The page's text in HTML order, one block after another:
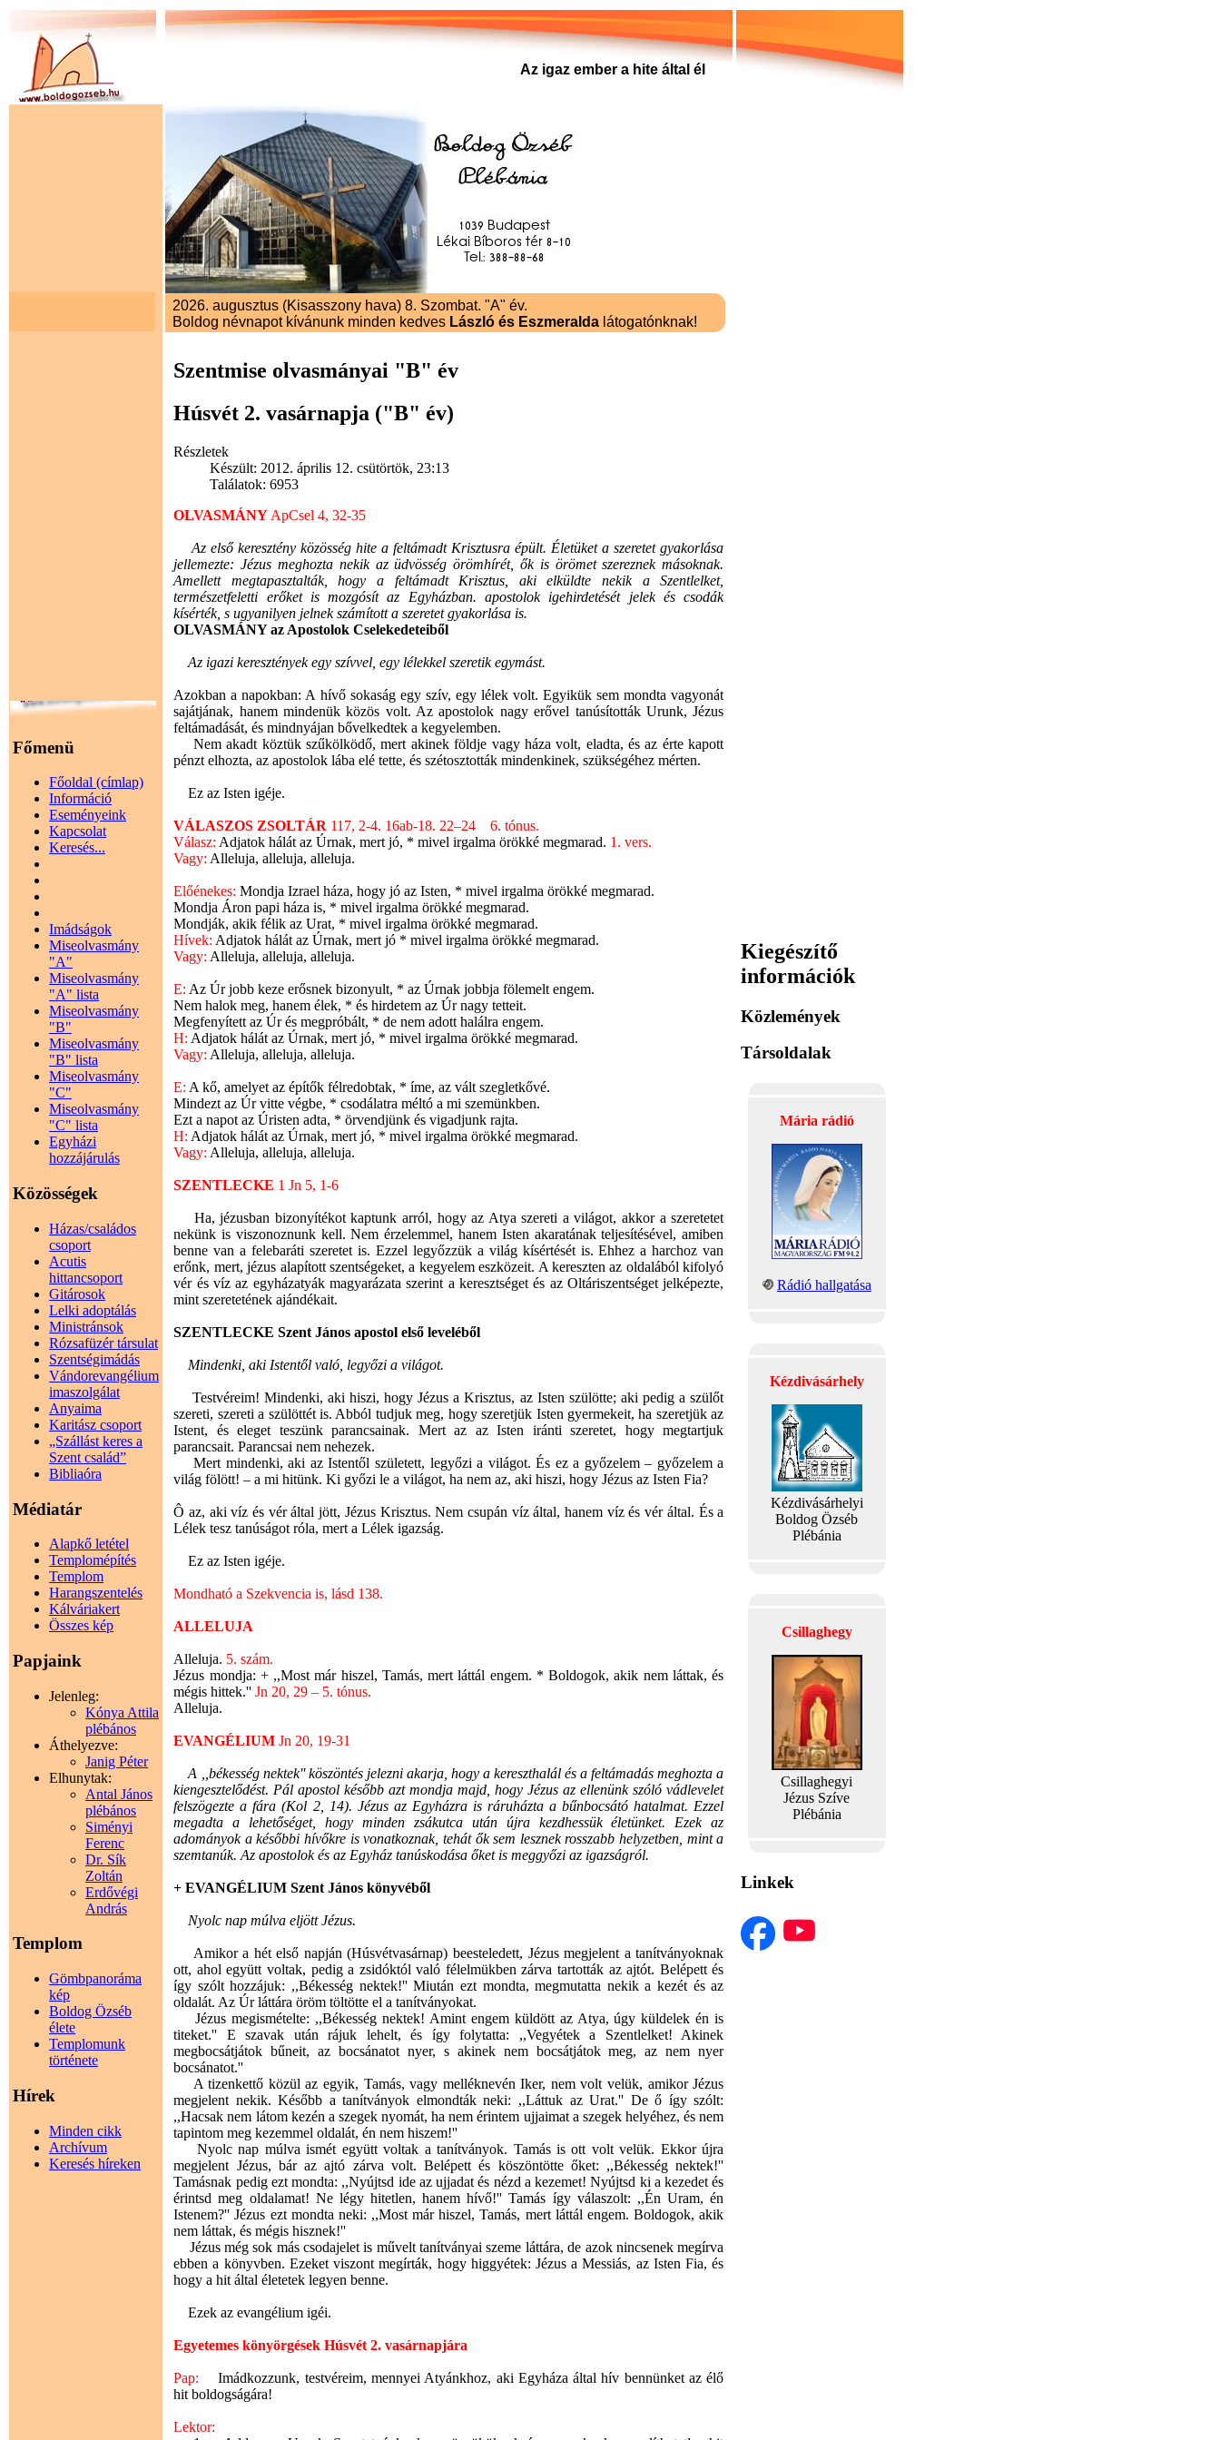
Az igaz ember a hite által él
Főmenü
Főoldal (címlap)
Információ
Eseményeink
Kapcsolat
Keresés...
Imádságok
Miseolvasmány
"A"
Miseolvasmány
"A" lista
Miseolvasmány
"B"
Miseolvasmány
"B" lista
Miseolvasmány
"C"
Miseolvasmány
"C" lista
Egyházi
hozzájárulás
Közösségek
Házas/családos
csoport
Acutis
hittancsoport
Gitárosok
Lelki adoptálás
Ministránsok
Rózsafüzér társulat
Szentségimádás
Vándorevangélium
imaszolgálat
Anyaima
Karitász csoport
„Szállást keres a
Szent család”
Bibliaóra
Médiatár
Alapkő letétel
Templomépítés
Templom
Harangszentelés
Kálváriakert
Összes kép
Papjaink
Jelenleg:
Kónya Attila
plébános
Áthelyezve:
Janig Péter
Elhunytak:
Antal János
plébános
Siményi
Ferenc
Dr. Sík
Zoltán
Erdővégi
András
Templom
Gömbpanoráma
kép
Boldog Özséb
élete
Templomunk
története
Hírek
Minden cikk
Archívum
Keresés híreken
2026. augusztus (Kisasszony hava) 8. Szombat. "A" év.
Boldog névnapot kívánunk minden kedves László és Eszmeralda látogatónknak!
Szentmise olvasmányai "B" év
Húsvét 2. vasárnapja ("B" év)
Részletek
Készült: 2012. április 12. csütörtök, 23:13
Találatok: 6953
OLVASMÁNY ApCsel 4, 32-35
Az első keresztény közösség hite a feltámadt Krisztusra épült. Életüket a szeretet gyakorlása
jellemezte: Jézus meghozta nekik az üdvösség örömhírét, ők is örömet szereznek másoknak.
Amellett megtapasztalták, hogy a feltámadt Krisztus, aki elküldte nekik a Szentlelket,
természetfeletti erőket is mozgósít az Egyházban. apostolok igehirdetését jelek és csodák
kísérték, s ugyanilyen jelnek számított a szeretet gyakorlása is.
OLVASMÁNY az Apostolok Cselekedeteiből
Az igazi keresztények egy szívvel, egy lélekkel szeretik egymást.
Azokban a napokban: A hívő sokaság egy szív, egy lélek volt. Egyikük sem mondta vagyonát
sajátjának, hanem mindenük közös volt. Az apostolok nagy erővel tanúsították Urunk, Jézus
feltámadását, és mindnyájan bővelkedtek a kegyelemben.
Nem akadt köztük szűkölködő, mert akinek földje vagy háza volt, eladta, és az érte kapott
pénzt elhozta, az apostolok lába elé tette, és szétosztották mindenkinek, szükségéhez mérten.
Ez az Isten igéje.
VÁLASZOS ZSOLTÁR 117, 2-4. 16ab-18. 22–24 6. tónus.
Válasz: Adjatok hálát az Úrnak, mert jó, * mivel irgalma örökké megmarad. 1. vers.
Vagy: Alleluja, alleluja, alleluja.
Előénekes:Mondja Izrael háza, hogy jó az Isten, * mivel irgalma örökké megmarad.
Mondja Áron papi háza is, * mivel irgalma örökké megmarad.
Mondják, akik félik az Urat, * mivel irgalma örökké megmarad.
Hívek: Adjatok hálát az Úrnak, mert jó * mivel irgalma örökké megmarad.
Vagy: Alleluja, alleluja, alleluja.
E: Az Úr jobb keze erősnek bizonyult, * az Úrnak jobbja fölemelt engem.
Nem halok meg, hanem élek, * és hirdetem az Úr nagy tetteit.
Megfenyített az Úr és megpróbált, * de nem adott halálra engem.
H: Adjatok hálát az Úrnak, mert jó, * mivel irgalma örökké megmarad.
Vagy: Alleluja, alleluja, alleluja.
E: A kő, amelyet az építők félredobtak, * íme, az vált szegletkővé.
Mindezt az Úr vitte végbe, * csodálatra méltó a mi szemünkben.
Ezt a napot az Úristen adta, * örvendjünk és vigadjunk rajta.
H: Adjatok hálát az Úrnak, mert jó, * mivel irgalma örökké megmarad.
Vagy: Alleluja, alleluja, alleluja.
SZENTLECKE 1 Jn 5, 1-6
Ha, jézusban bizonyítékot kaptunk arról, hogy az Atya szereti a világot, akkor a szeretetet
nekünk is viszonoznunk kell. Nem érzelemmel, hanem Isten akaratának teljesítésével, amiben
benne van a felebaráti szeretet is. Ezzel legyőzzük a világ kísértését is. Ehhez a harchoz van
erőnk, mert, jézus alapított szentségeket, a kegyelem eszközeit. A kereszten az oldalából kifolyó
vér és víz az egyházatyák magyarázata szerint a keresztséget és az Oltáriszentséget jelképezte,
mint szeretetének ajándékait.
SZENTLECKE Szent János apostol első leveléből
Mindenki, aki Istentől való, legyőzi a világot.
Testvéreim! Mindenki, aki hiszi, hogy Jézus a Krisztus, az Isten szülötte; aki pedig a szülőt
szereti, szereti a szülöttét is. Abból tudjuk meg, hogy szeretjük Isten gyermekeit, ha szeretjük az
Istent, és eleget teszünk parancsainak. Mert az az Isten iránti szeretet, hogy megtartjuk
parancsait. Parancsai nem nehezek.
Mert mindenki, aki az Istentől született, legyőzi a világot. És ez a győzelem – győzelem a
világ fölött! – a mi hitünk. Ki győzi le a világot, ha nem az, aki hiszi, hogy Jézus az Isten Fia?
Ô az, aki víz és vér által jött, Jézus Krisztus. Nem csupán víz által, hanem víz és vér által. És a
Lélek tesz tanúságot róla, mert a Lélek igazság.
Ez az Isten igéje.
Mondható a Szekvencia is, lásd 138.
ALLELUJA
Alleluja. 5. szám.
Jézus mondja: + ,,Most már hiszel, Tamás, mert láttál engem. * Boldogok, akik nem láttak, és
mégis hittek.''Jn 20, 29 – 5. tónus.
Alleluja.
EVANGÉLIUMJn 20, 19-31
A ,,békesség nektek'' köszöntés jelezni akarja, hogy a kereszthalál és a feltámadás meghozta a
kiengesztelődést. Pál apostol később azt mondja majd, hogy Jézus az ellenünk szóló vádlevelet
felszögezte a fára (Kol 2, 14). Jézus az Egyházra is ráruházta a bűnbocsátó hatalmat. Ezzel
megadta a lehetőséget, hogy minden zsákutca után újra kezdhessük életünket. Ezek az
adományok a későbbi hívőkre is vonatkoznak, tehát ők sem lesznek rosszabb helyzetben, mint a
szemtanúk. Az apostolok és az Egyház tanúskodása őket is meggyőzi az igazságról.
+ EVANGÉLIUM Szent János könyvéből
Nyolc nap múlva eljött Jézus.
Amikor a hét első napján (Húsvétvasárnap) beesteledett, Jézus megjelent a tanítványoknak
ott, ahol együtt voltak, pedig a zsidóktól való félelmükben zárva tartották az ajtót. Belépett és
így szólt hozzájuk: ,,Békesség nektek!'' Miután ezt mondta, megmutatta nekik a kezét és az
oldalát. Az Úr láttára öröm töltötte el a tanítványokat.
Jézus megismételte: ,,Békesség nektek! Amint engem küldött az Atya, úgy küldelek én is
titeket.'' E szavak után rájuk lehelt, és így folytatta: ,,Vegyétek a Szentlelket! Akinek
megbocsátjátok bűneit, az bocsánatot nyer, s akinek nem bocsátjátok meg, az nem nyer
bocsánatot.''
A tizenkettő közül az egyik, Tamás, vagy melléknevén Iker, nem volt velük, amikor Jézus
megjelent nekik. Később a tanítványok elmondták neki: ,,Láttuk az Urat.'' De ő így szólt:
,,Hacsak nem látom kezén a szegek nyomát, ha nem érintem ujjaimat a szegek helyéhez, és nem
tapintom meg kezemmel oldalát, én nem hiszem!''
Nyolc nap múlva ismét együtt voltak a tanítványok. Tamás is ott volt velük. Ekkor újra
megjelent Jézus, bár az ajtó zárva volt. Belépett és köszöntötte őket: ,,Békesség nektek!''
Tamásnak pedig ezt mondta: ,,Nyújtsd ide az ujjadat és nézd a kezemet! Nyújtsd ki a kezedet és
érintsd meg oldalamat! Ne légy hitetlen, hanem hívő!'' Tamás így válaszolt: ,,Én Uram, én
Istenem?'' Jézus ezt mondta neki: ,,Most már hiszel, Tamás, mert láttál engem. Boldogok, akik
nem láttak, és mégis hisznek!''
Jézus még sok más csodajelet is művelt tanítványai szeme láttára, de azok nincsenek megírva
ebben a könyvben. Ezeket viszont megírták, hogy higgyétek: Jézus a Messiás, az Isten Fia, és
hogy a hit által életetek legyen benne.
Ezek az evangélium igéi.
Egyetemes könyörgések Húsvét 2. vasárnapjára
Pap: Imádkozzunk, testvéreim, mennyei Atyánkhoz, aki Egyháza által hív bennünket az élő
hit boldogságára!
Lektor:
Kiegészítő
információk
Közlemények
Társoldalak
Mária rádió
Rádió hallgatása
Kézdivásárhely
Kézdivásárhelyi
Boldog Özséb
Plébánia
Csillaghegy
Csillaghegyi
Jézus Szíve
Plébánia
Linkek